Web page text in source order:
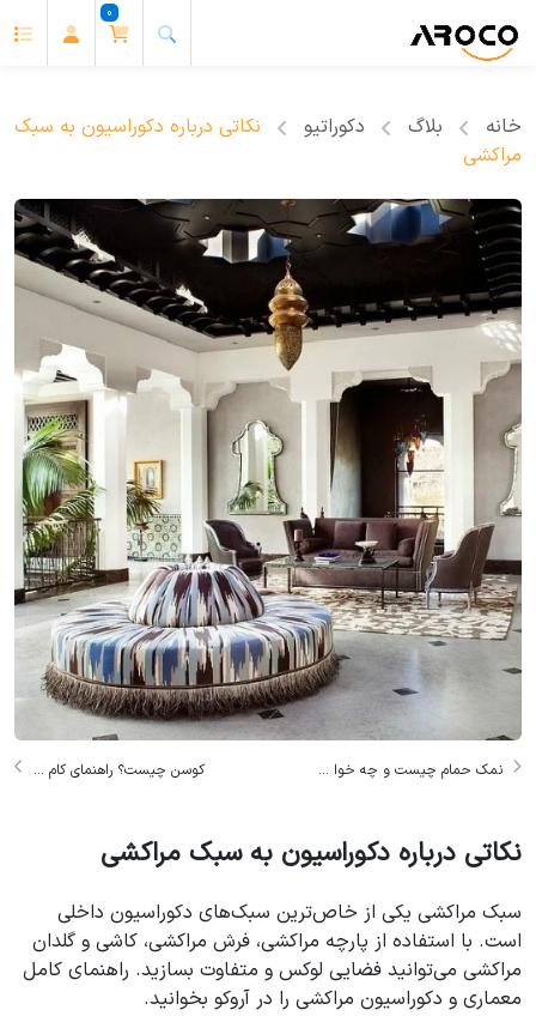
0
خانه بلاگ دکوراتیو
نکاتی درباره دکوراسیون به سبک
مراکشی
نمک حمام چیست و چه خوا ... کوسن چیست؟ راهنمای کام ...
نکاتی درباره دکوراسیون به سبک مراکشی
سبک مراکشی یکی از خاص‌ترین سبک‌های دکوراسیون داخلی
است. با استفاده از پارچه مراکشی، فرش مراکشی، کاشی و گلدان
مراکشی می‌توانید فضایی لوکس و متفاوت بسازید. راهنمای کامل
معماری و دکوراسیون مراکشی را در آروکو بخوانید.